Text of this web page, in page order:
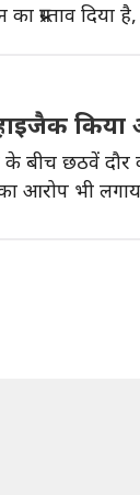
प्रस्ताव
बीच छठवें दौर
आरोप भी